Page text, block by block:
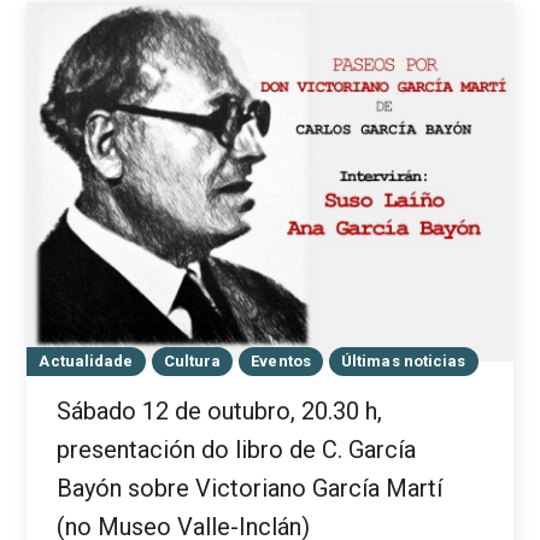
Actualidade Cultura Eventos Últimas noticias
Sábado 12 de outubro, 20.30 h,
presentación do libro de C. García
Bayón sobre Victoriano García Martí
(no Museo Valle-Inclán)